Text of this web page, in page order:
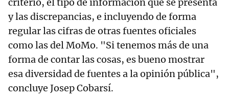
criterio, el tipo de información que se presenta
y las discrepancias, e incluyendo de forma
regular las cifras de otras fuentes oficiales
como las del MoMo. "Si tenemos más de una
forma de contar las cosas, es bueno mostrar
esa diversidad de fuentes a la opinión pública",
concluye Josep Cobarsí.